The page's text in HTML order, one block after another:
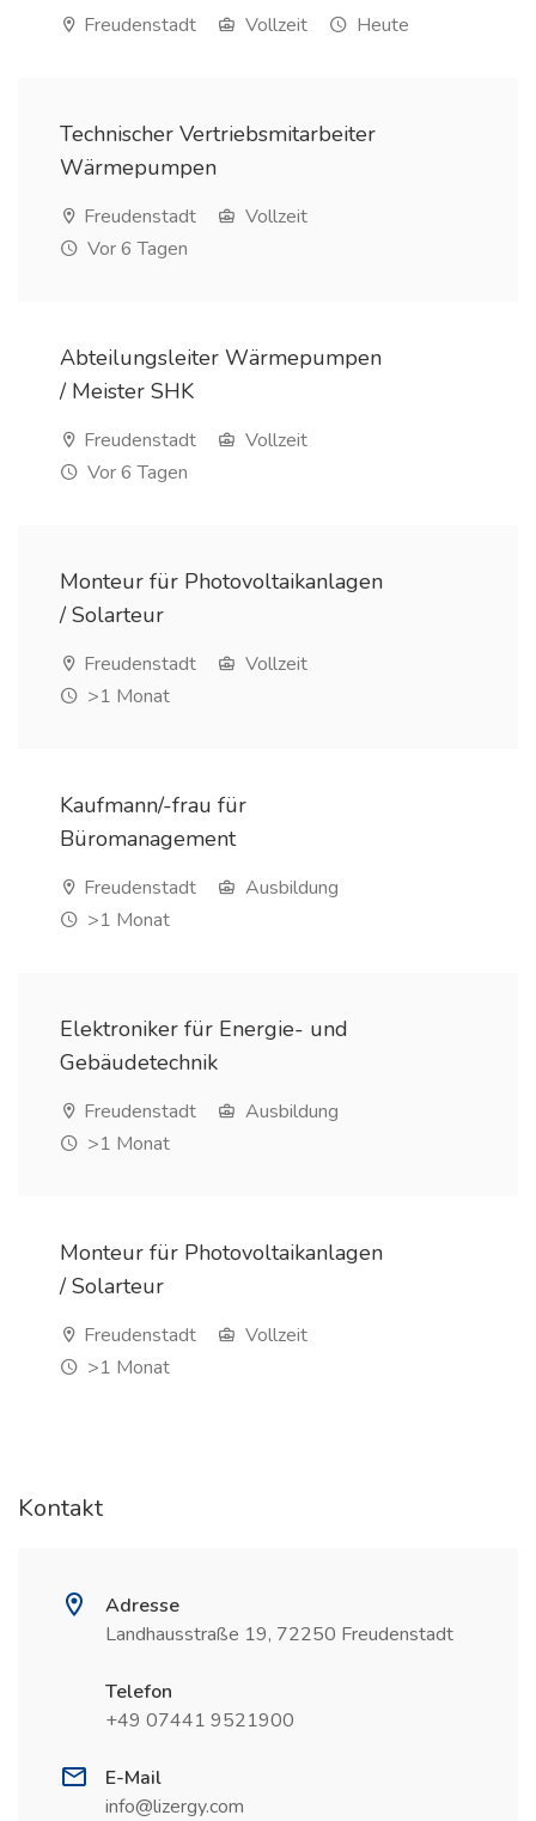
Freudenstadt Vollzeit Heute
Technischer Vertriebsmitarbeiter
Wärmepumpen
Freudenstadt
Vollzeit
Vor 6 Tagen
Abteilungsleiter Wärmepumpen
/ Meister SHK
Freudenstadt
Vollzeit
Vor 6 Tagen
Monteur für Photovoltaikanlagen
/ Solarteur
Freudenstadt
Vollzeit
>1 Monat
Kaufmann/-frau für
Büromanagement
Freudenstadt
Ausbildung
>1 Monat
Elektroniker für Energie- und
Gebäudetechnik
Freudenstadt
Ausbildung
>1 Monat
Monteur für Photovoltaikanlagen
/ Solarteur
Freudenstadt
Vollzeit
>1 Monat
Kontakt
Adresse
Landhausstraße 19, 72250 Freudenstadt
Telefon
+49 07441 9521900
E-Mail
info@lizergy.com